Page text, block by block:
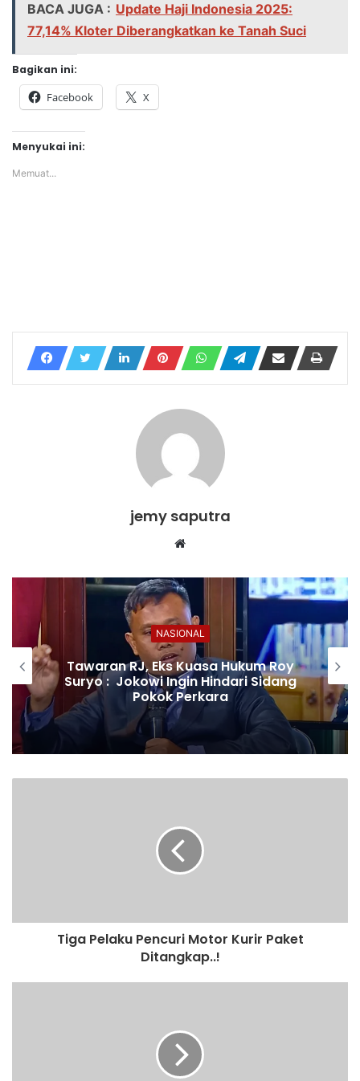
BACA JUGA : Update Haji Indonesia 2025:
77,14% Kloter Diberangkatkan ke Tanah Suci
Bagikan ini:
Facebook X
Menyukai ini:
Memuat...
jemy saputra
Website
NASIONAL
Tawaran RJ, Eks Kuasa Hukum Roy
Suryo : Jokowi Ingin Hindari Sidang
Pokok Perkara
Tiga Pelaku Pencuri Motor Kurir Paket
Ditangkap..!